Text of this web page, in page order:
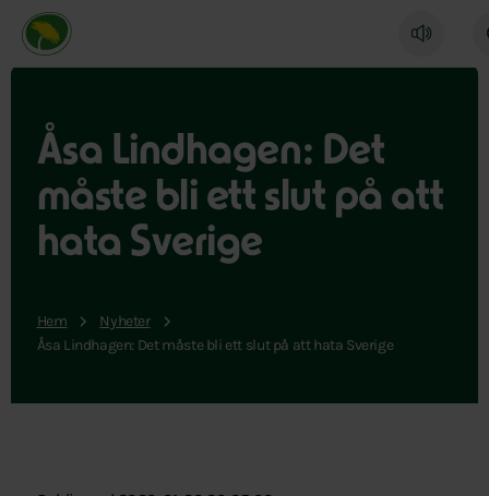
Miljöpartiet de gröna, startsida
Åsa Lindhagen: Det
måste bli ett slut på att
hata Sverige
Hem
Nyheter
Åsa Lindhagen: Det måste bli ett slut på att hata Sverige